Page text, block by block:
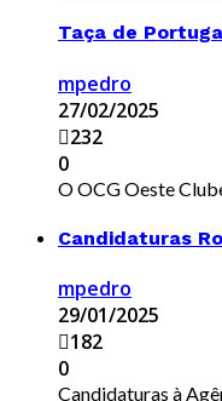
Taça de
mpedro
27/02/2025
232
0
O OCG Oeste
Candidaturas
mpedro
29/01/2025
182
0
Candidaturas à